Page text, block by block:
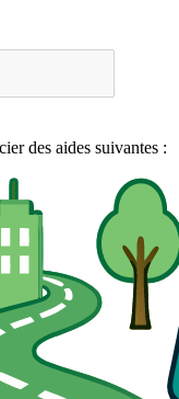
des aides suivantes :